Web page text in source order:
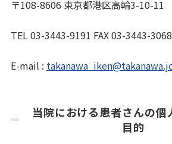
〒108-8606 東京都港区高輪3-10-11
TEL 03-3443-9191 FAX 03-3443-3068
E-mail :
当院における患者さんの個
目的